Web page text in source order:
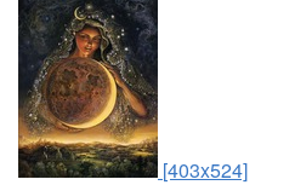
[403x524]